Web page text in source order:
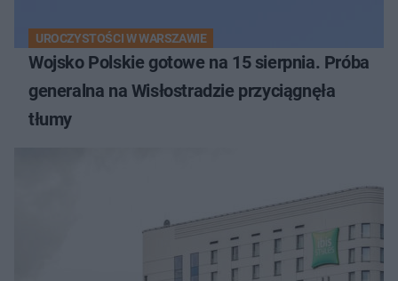
UROCZYSTOŚCI W WARSZAWIE
Wojsko Polskie gotowe na 15 sierpnia. Próba
generalna na Wisłostradzie przyciągnęła
tłumy